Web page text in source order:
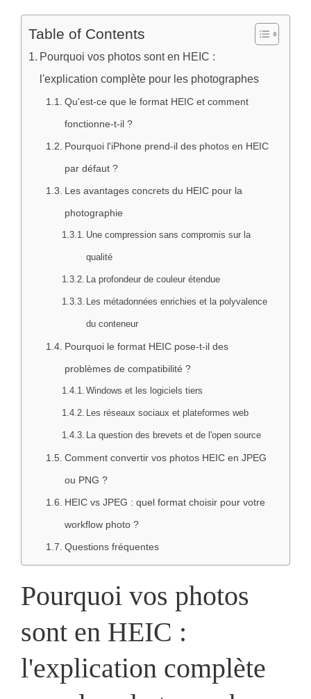
Table of Contents
Pourquoi vos photos sont en HEIC :
l'explication complète pour les photographes
Qu'est-ce que le format HEIC et comment
fonctionne-t-il ?
Pourquoi l'iPhone prend-il des photos en HEIC
par défaut ?
Les avantages concrets du HEIC pour la
photographie
Une compression sans compromis sur la
qualité
La profondeur de couleur étendue
Les métadonnées enrichies et la polyvalence
du conteneur
Pourquoi le format HEIC pose-t-il des
problèmes de compatibilité ?
Windows et les logiciels tiers
Les réseaux sociaux et plateformes web
La question des brevets et de l'open source
Comment convertir vos photos HEIC en JPEG
ou PNG ?
HEIC vs JPEG : quel format choisir pour votre
workflow photo ?
Questions fréquentes
Pourquoi vos photos
sont en HEIC :
l'explication complète